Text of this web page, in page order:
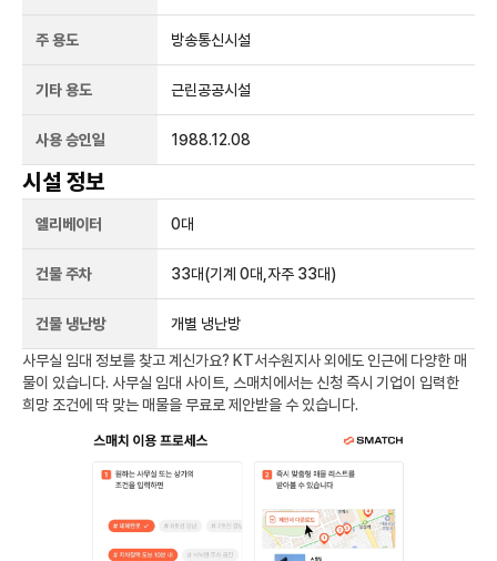
주 용도 방송통신시설
기타 용도 근린공공시설
사용 승인일 1988.12.08
시설 정보
엘리베이터 0대
건물 주차 33대(기계 0대,자주 33대)
건물 냉난방 개별 냉난방
사무실 임대 정보를 찾고 계신가요? KT서수원지사외에도 인근에 다양한 매
물이 있습니다. 사무실 임대 사이트, 스매치에서는 신청 즉시 기업이 입력한
희망 조건에 딱 맞는 매물을 무료로 제안받을 수 있습니다.